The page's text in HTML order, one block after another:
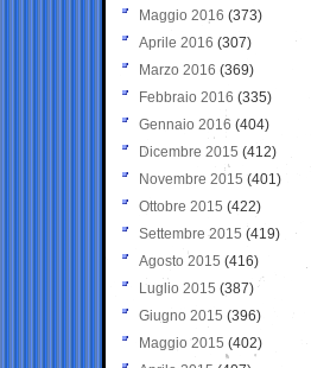
Maggio 2016 (373)
Aprile 2016 (307)
Marzo 2016 (369)
Febbraio 2016 (335)
Gennaio 2016 (404)
Dicembre 2015 (412)
Novembre 2015 (401)
Ottobre 2015 (422)
Settembre 2015 (419)
Agosto 2015 (416)
Luglio 2015 (387)
Giugno 2015 (396)
Maggio 2015 (402)